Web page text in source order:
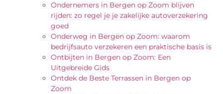
Ondernemers in Bergen op Zoom blijven
rijden: zo regel je je zakelijke autoverzekering
goed
Onderweg in Bergen op Zoom: waarom
bedrijfsauto verzekeren een praktische basis is
Ontbijten in Bergen op Zoom: Een
Uitgebreide Gids
Ontdek de Beste Terrassen in Bergen op
Zoom